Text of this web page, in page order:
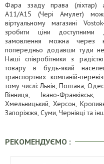
Фара ззаду права
A11/A15 (Чері Амулет)
віртуальному магазині
зробити ціни
замовлення можна через
попередньо додавши туди
Наші співробітники з
товару в будь-який
транспортних компаній-
тому числі: Львів, Полтава,
Вінниця, Івано-
Хмельницький, Херсон,
Запоріжжя, Суми, Чернівці та
РЕКОМЕНДУЄМО :